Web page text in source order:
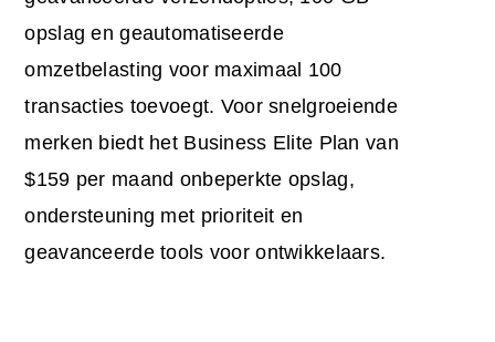
opslag en geautomatiseerde
omzetbelasting voor maximaal 100
transacties toevoegt. Voor snelgroeiende
merken biedt het Business Elite Plan van
$159 per maand onbeperkte opslag,
ondersteuning met prioriteit en
geavanceerde tools voor ontwikkelaars.